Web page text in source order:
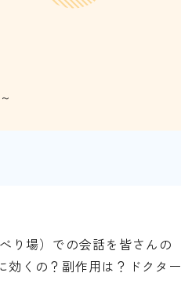
り場）での会話を皆さんの
効くの？副作用は？ドクター